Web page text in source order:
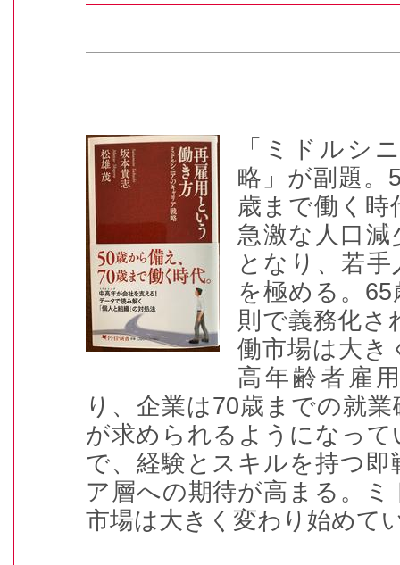
「ミドルシ
略」が副題。
歳まで働く
急激な人口減
となり、若
を極める。 65
則で義務化さ
働市場は大き
高年齢者雇
り、企業は70歳までの就
が求められるようになっ
で、経験とスキルを持つ
ア層への期待が高まる。
市場は大きく変わり始めて